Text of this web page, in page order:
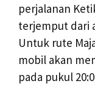
perjalanan
terjemput dari
Untuk rute
mobil akan
pada pukul